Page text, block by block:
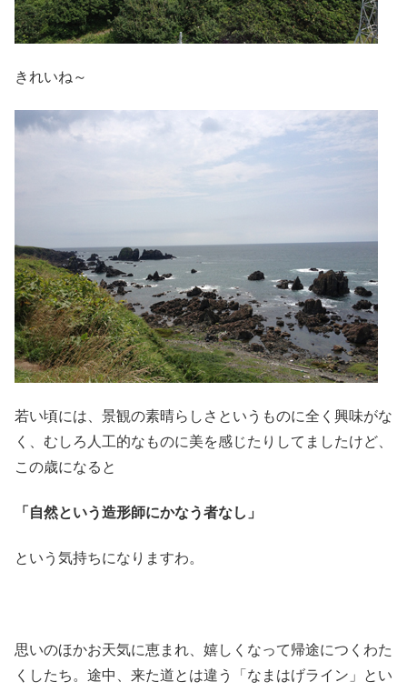
きれいね～
若い頃には、景観の素晴らしさというものに全く興味がな
く、むしろ人工的なものに美を感じたりしてましたけど、
この歳になると
「自然という造形師にかなう者なし」
という気持ちになりますわ。
思いのほかお天気に恵まれ、嬉しくなって帰途につくわた
くしたち。途中、来た道とは違う「なまはげライン」とい